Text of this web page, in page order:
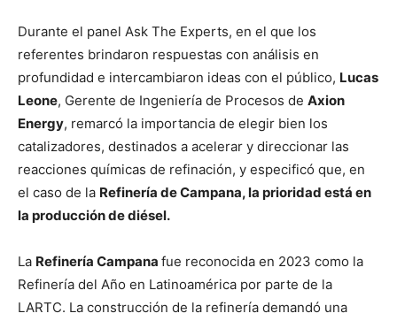
Durante el panel Ask The Experts, en el que los
referentes brindaron respuestas con análisis en
profundidad e intercambiaron ideas con el público, Lucas
Leone, Gerente de Ingeniería de Procesos de Axion
Energy, remarcó la importancia de elegir bien los
catalizadores, destinados a acelerar y direccionar las
reacciones químicas de refinación, y especificó que, en
el caso de la Refinería de Campana, la prioridad está en
la producción de diésel.
La Refinería Campana fue reconocida en 2023 como la
Refinería del Año en Latinoamérica por parte de la
LARTC. La construcción de la refinería demandó una